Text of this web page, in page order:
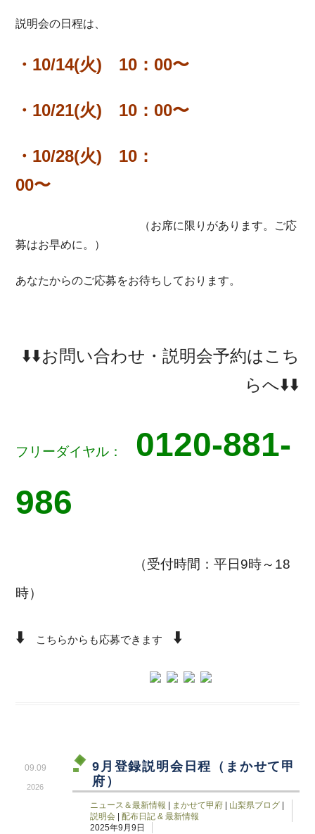
説明会の日程は、
・10/14(火) 10：00〜
・10/21(火) 10：00〜
・10/28(火) 10：
00〜
（お席に限りがあります。ご応
募はお早めに。）
あなたからのご応募をお待ちしております。
⬇️⬇️お問い合わせ・説明会予約はこち
らへ⬇️⬇️
フリーダイヤル： 0120-881-
986
（受付時間：平日9時～18
時）
⬇️ こちらからも応募できます ⬇️
9月登録説明会日程（まかせて甲
府）
ニュース＆最新情報 まかせて甲府 山梨県ブログ
説明会
配布日記 & 最新情報
2025年9月9日
2026
09.09